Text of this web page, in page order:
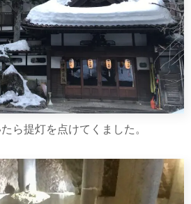
ら提灯を点けてくました。